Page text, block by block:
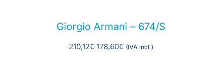
Giorgio Armani – 674/S
210,12€ 178,60€ (IVA incl.)